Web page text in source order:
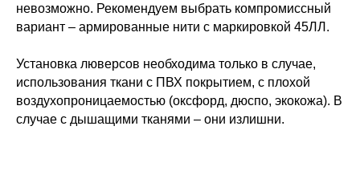
невозможно. Рекомендуем выбрать компромиссный
вариант – армированные нити с маркировкой 45ЛЛ.
Установка люверсов необходима только в случае,
использования ткани с ПВХ покрытием, с плохой
воздухопроницаемостью (оксфорд, дюспо, экокожа). В
случае с дышащими тканями – они излишни.